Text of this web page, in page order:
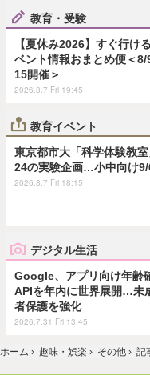
教育・受験
【夏休み2026】すぐ行け
ベント情報おまとめ便＜8/
15開催＞
2026.8.7 Fri 19:45
教育イベント
東京都市大「科学体験教室
24の実験企画…小中向け
2026.8.7 Fri 18:15
デジタル生活
Google、アプリ向け年齢
APIを年内に世界展開…未
者保護を強化
2026.7.31 Fri 13:45
ホーム › 趣味・娯楽 › その他 › 記